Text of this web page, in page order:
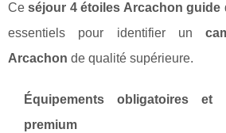
Ceséjour 4 étoiles Arcachon guide
essentiels pour identifier un
Arcachon de qualité supérieure.
Équipements obligatoires et
premium